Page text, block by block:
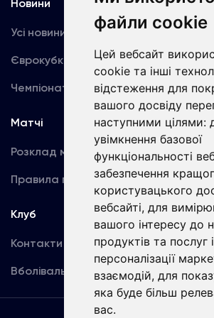
файли cookie
Цей вебсайт
cookie та інші
відстеження для
вашого досвіду
наступними цілями:
увімкнення базової
функціональності
забезпечення
користувацького
вебсайті, для
вашого інтересу до
продуктів та послуг і
персоналізації
взаємодій, для
яка буде більш
вас.
Новини
Усі новини
Єврокубки
Чемпіонат України
Медіа
Динамо
Матчі
Розклад матчів
Правила поведінки
Перша
U19
Клуб
Контакти
Вболівальникам